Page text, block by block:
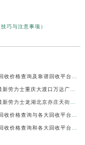
巧与注意事项）